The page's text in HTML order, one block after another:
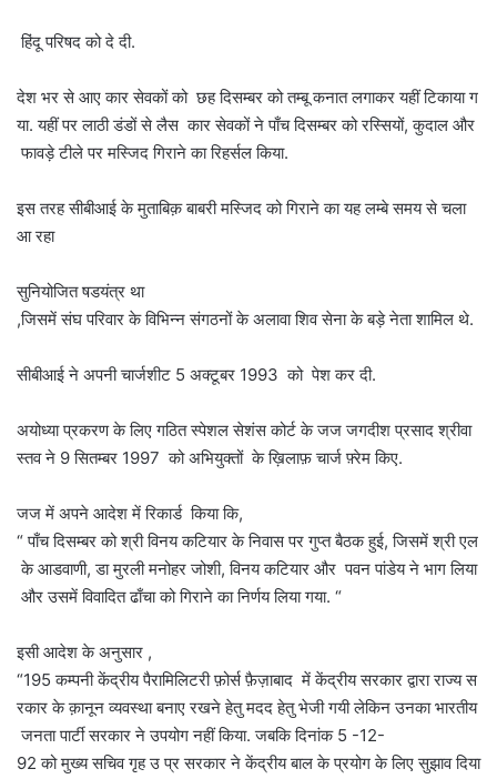
हिंदू परिषद को दे दी.
देश भर से आए कार सेवकों को छह दिसम्बर को तम्बू कनात लगाकर यहीं टिकाया ग
या. यहीं पर लाठी डंडों से लैस कार सेवकों ने पाँच दिसम्बर को रस्सियों, कुदाल और
फावड़े टीले पर मस्जिद गिराने का रिहर्सल किया.
इस तरह सीबीआई के मुताबिक़ बाबरी मस्जिद को गिराने का यह लम्बे समय से चला
आ रहा
सुनियोजित षडयंत्र था
,जिसमें संघ परिवार के विभिन्न संगठनों के अलावा शिव सेना के बड़े नेता शामिल थे.
सीबीआई ने अपनी चार्जशीट 5 अक्टूबर 1993 को पेश कर दी.
अयोध्या प्रकरण के लिए गठित स्पेशल सेशंस कोर्ट के जज जगदीश प्रसाद श्रीवा
स्तव ने 9 सितम्बर 1997 को अभियुक्तों के ख़िलाफ़ चार्ज फ़्रेम किए.
जज में अपने आदेश में रिकार्ड किया कि,
“ पाँच दिसम्बर को श्री विनय कटियार के निवास पर गुप्त बैठक हुई, जिसमें श्री एल
के आडवाणी, डा मुरली मनोहर जोशी, विनय कटियार और पवन पांडेय ने भाग लिया
और उसमें विवादित ढाँचा को गिराने का निर्णय लिया गया. “
इसी आदेश के अनुसार ,
“195 कम्पनी केंद्रीय पैरामिलिटरी फ़ोर्स फ़ैज़ाबाद में केंद्रीय सरकार द्वारा राज्य स
रकार के क़ानून व्यवस्था बनाए रखने हेतु मदद हेतु भेजी गयी लेकिन उनका भारतीय
जनता पार्टी सरकार ने उपयोग नहीं किया. जबकि दिनांक 5 -12-
92 को मुख्य सचिव गृह उ प्र सरकार ने केंद्रीय बाल के प्रयोग के लिए सुझाव दिया